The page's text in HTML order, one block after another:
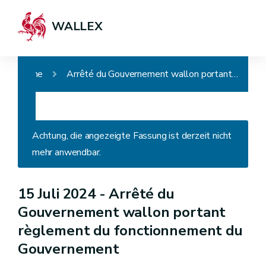
WALLEX
Home Arrêté du Gouvernement wallon portant règlement du fonctionnement du Gouvernement
Achtung, die angezeigte Fassung ist derzeit nicht
mehr anwendbar.
15 Juli 2024 -Arrêté du
Gouvernement wallon portant
règlement du fonctionnement du
Gouvernement